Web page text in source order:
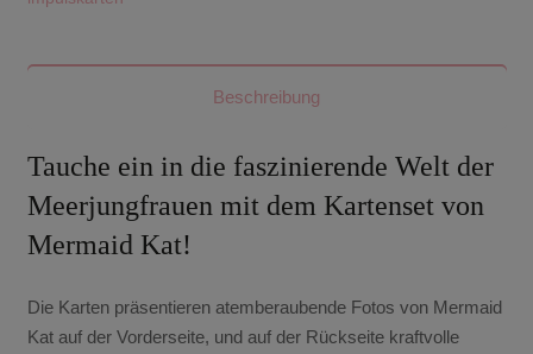
Beschreibung
Tauche ein in die faszinierende Welt der
Meerjungfrauen mit dem Kartenset von
Mermaid Kat!
Die Karten präsentieren atemberaubende Fotos von Mermaid
Kat auf der Vorderseite, und auf der Rückseite kraftvolle